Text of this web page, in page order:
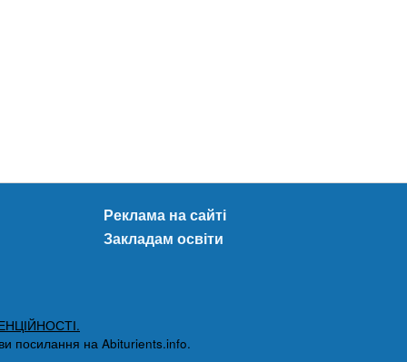
Реклама на сайті
Закладам освіти
посилання на Abiturients.info.